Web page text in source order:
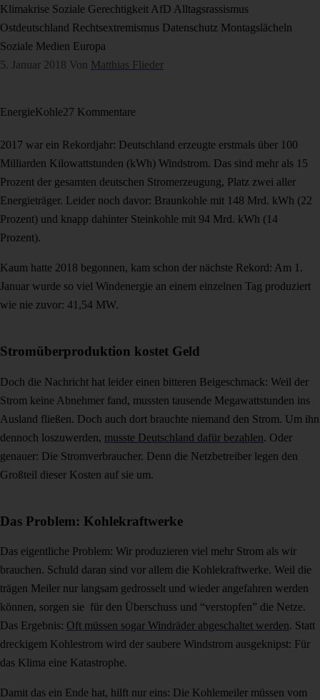
Klimakrise Soziale Gerechtigkeit AfD Alltagsrassismus
Ostdeutschland Rechtsextremismus Datenschutz Montagslächeln
Soziale Medien Europa
5. Januar 2018 Von Matthias Flieder
EnergieKohle27 Kommentare
2017 war ein Rekordjahr: Deutschland erzeugte erstmals über 100
Milliarden Kilowattstunden (kWh) Windstrom. Das sind mehr als 15
Prozent der gesamten deutschen Stromerzeugung, Platz zwei aller
Energieträger. Leider noch davor: Braunkohle mit 148 Mrd. kWh (22
Prozent) und knapp dahinter Steinkohle mit 94 Mrd. kWh (14
Prozent).
Kaum hatte 2018 begonnen, kam schon der nächste Rekord: Am 1.
Januar wurde so viel Windenergie an einem einzelnen Tag produziert
wie nie zuvor: 41,54 MW.
Stromüberproduktion kostet Geld
Doch die Nachricht hat leider einen bitteren Beigeschmack: Weil der
Strom keine Abnehmer fand, mussten tausende Megawattstunden ins
Ausland fließen. Doch auch dort brauchte niemand den Strom. Um ihn
dennoch loszuwerden, musste Deutschland dafür bezahlen. Oder
genauer: Die Stromverbraucher. Denn die Netzbetreiber legen den
Großteil dieser Kosten auf sie um.
Das Problem: Kohlekraftwerke
Das eigentliche Problem: Wir produzieren viel mehr Strom als wir
brauchen. Schuld daran sind vor allem die Kohlekraftwerke. Weil die
trägen Meiler nur langsam gedrosselt und wieder angefahren werden
können, sorgen sie für den Überschuss und “verstopfen” die Netze.
Das Ergebnis: Oft müssen sogar Windräder abgeschaltet werden. Statt
dreckigem Kohlestrom wird der saubere Windstrom ausgeknipst: Für
das Klima eine Katastrophe.
Damit das ein Ende hat, hilft nur eins: Die Kohlemeiler müssen vom